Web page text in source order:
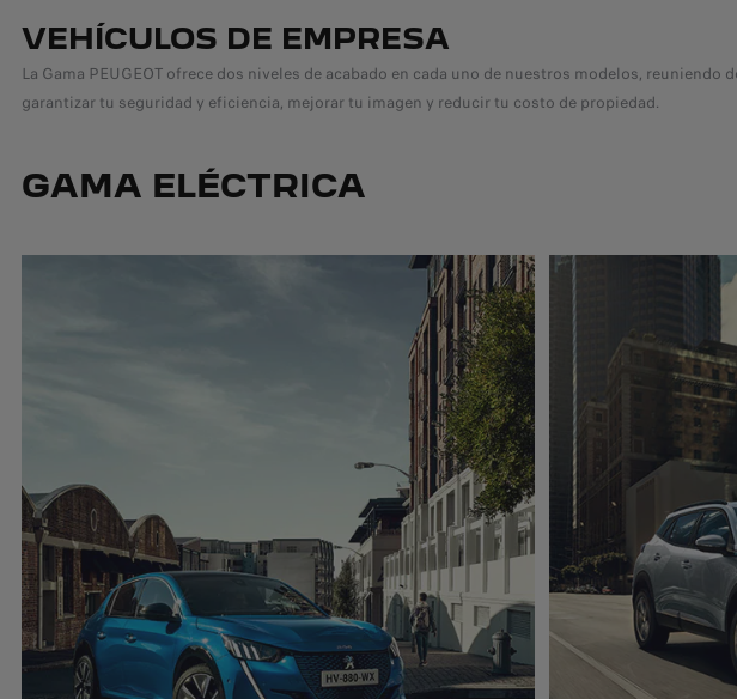
VEHÍCULOS DE EMPRESA
La Gama PEUGEOT ofrece dos niveles de acabado en cada uno de nuestros modelos,
garantizar tu seguridad y eficiencia, mejorar tu imagen y reducir tu costo de propiedad.
GAMA ELÉCTRICA